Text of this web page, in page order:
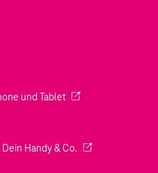
geöffnet)
einem neuen Tab geöffnet)
neuen Tab geöffnet)
und Tablet(Wird in einem
neuen Tab geöffnet)
Handy & Co. (Wird in einem